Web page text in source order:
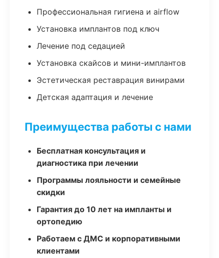
Профессиональная гигиена и airflow
Установка имплантов под ключ
Лечение под седацией
Установка скайсов и мини-имплантов
Эстетическая реставрация винирами
Детская адаптация и лечение
Преимущества работы с нами
Бесплатная консультация и
диагностика при лечении
Программы лояльности и семейные
скидки
Гарантия до 10 лет на импланты и
ортопедию
Работаем с ДМС и корпоративными
клиентами